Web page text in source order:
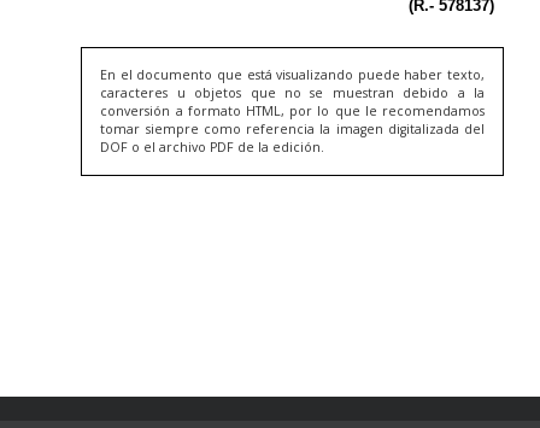
En el documento que está visualizando puede haber texto,
caracteres u objetos que no se muestran debido a la
conversión a formato HTML, por lo que le recomendamos
tomar siempre como referencia la imagen digitalizada del
DOF o el archivo PDF de la edición.